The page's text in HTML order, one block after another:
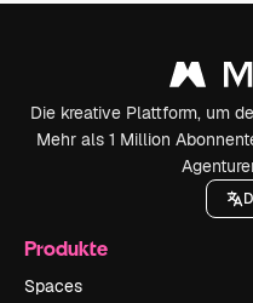
Die kreative Plattform, um
Mehr als 1 Million
Produkte
Spaces